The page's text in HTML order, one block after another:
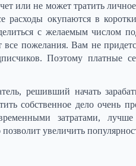
или не может тратить
расходы окупаются в
с желаемым числом
все пожелания. Вам не
Поэтому платные
решивший начать
собственное дело очень
затратами,
позволит увеличить